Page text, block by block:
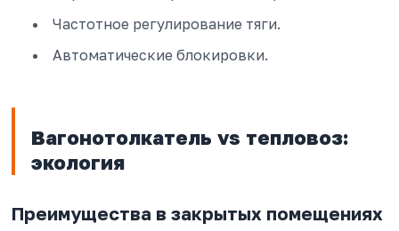
Частотное регулирование тяги.
Автоматические блокировки.
Вагонотолкатель vs тепловоз:
экология
Преимущества в закрытых помещениях